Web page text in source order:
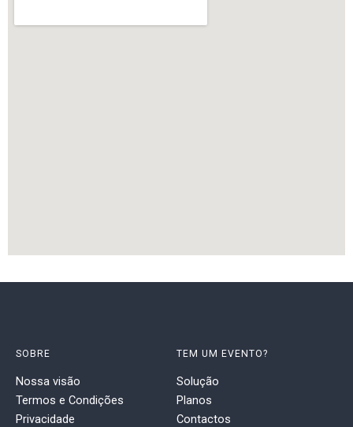
SOBRE
Nossa visão
Termos e Condições
Privacidade
TEM UM EVENTO?
Solução
Planos
Contactos